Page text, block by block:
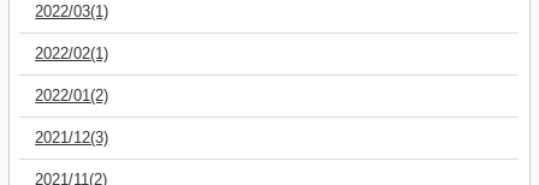
2022/03(1)
2022/02(1)
2022/01(2)
2021/12(3)
2021/11(2)